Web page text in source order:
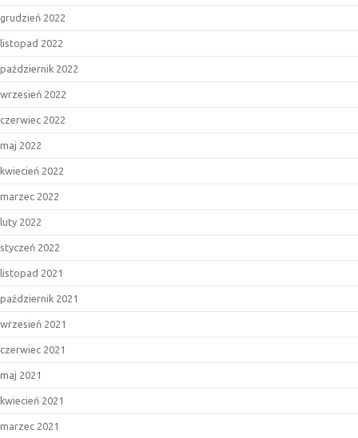
grudzień 2022
listopad 2022
październik 2022
wrzesień 2022
czerwiec 2022
maj 2022
kwiecień 2022
marzec 2022
luty 2022
styczeń 2022
listopad 2021
październik 2021
wrzesień 2021
czerwiec 2021
maj 2021
kwiecień 2021
marzec 2021